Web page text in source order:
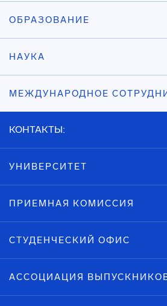
ОБРАЗОВАНИЕ
НАУКА
МЕЖДУНАРОДНОЕ
КОНТАКТЫ:
УНИВЕРСИТЕТ
ПРИЕМНАЯ КОМИССИЯ
СТУДЕНЧЕСКИЙ ОФИС
АССОЦИАЦИЯ